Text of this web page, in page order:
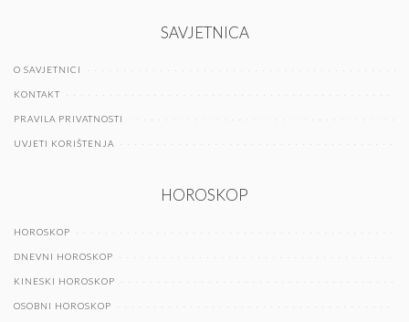
SAVJETNICA
O SAVJETNICI
KONTAKT
PRAVILA PRIVATNOSTI
UVJETI KORIŠTENJA
HOROSKOP
HOROSKOP
DNEVNI HOROSKOP
KINESKI HOROSKOP
OSOBNI HOROSKOP